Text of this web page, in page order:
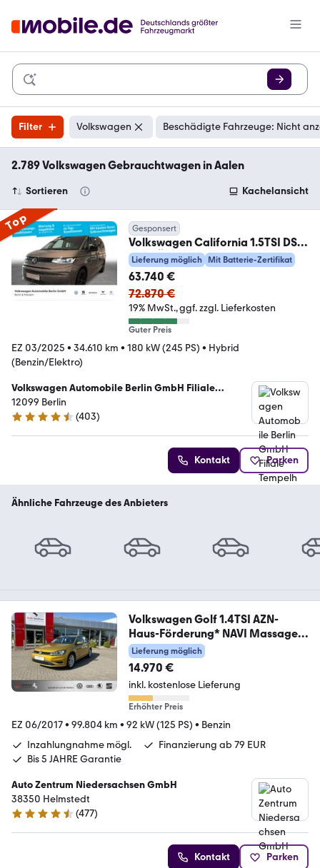
Filter Volkswagen Beschädigte Fahrzeuge: Nicht
2.789 Volkswagen Gebrauchtwagen in Aalen
Sortieren Kachelansicht
Top Gesponsert
Volkswagen California 1.5TSI DSG
4x4 LÜ eHybrid BEACH TOUR
Lieferung möglich Mit Batterie-Zertifikat
63.740 €
72.870 €
19% MwSt. ggf. zzgl. Lieferkosten
Guter Preis
EZ 03/2025 • 34.610 km • 180 kW (245 PS) • Hybrid
(Benzin/Elektro)
Volkswagen Automobile Berlin GmbH Filiale
Tempelhof
12099 Berlin
4.4 Sterne
(403)
Kontakt Parken
Ähnliche Fahrzeuge des Anbieters
Volkswagen Golf 1.4TSI AZN-
Haus-Förderung* NAVI Massage
ACC
Lieferung möglich
14.970 €
inkl. kostenlose Lieferung
Erhöhter Preis
EZ 06/2017• 99.804 km • 92 kW (125 PS) • Benzin
Inzahlungnahme mögl.
Finanzierung ab 79 EUR
Bis 5 JAHRE Garantie
Auto Zentrum Niedersachsen GmbH
38350 Helmstedt
4.5 Sterne
(477)
Kontakt Parken